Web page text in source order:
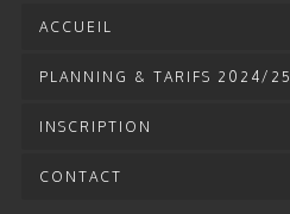
ACCUEIL
PLANNING & TARIFS 2024/25
INSCRIPTION
CONTACT